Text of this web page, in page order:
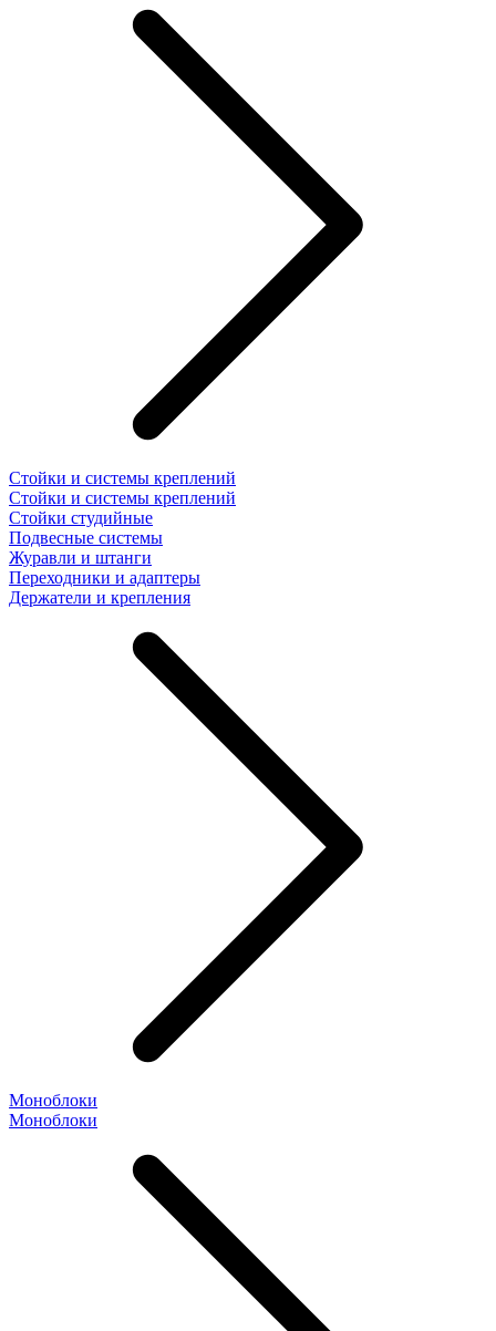
Стойки и системы креплений
Стойки и системы креплений
Стойки студийные
Подвесные системы
Журавли и штанги
Переходники и адаптеры
Держатели и крепления
Моноблоки
Моноблоки